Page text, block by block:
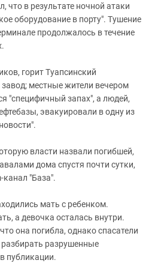
в результате ночной атаки
оборудование в порту". Тушение
продолжалось в течение
горит Туапсинский
местные жители вечером
"специфичный запах", а людей,
эвакуировали в одну из
власти назвали погибшей,
дома спустя почти сутки,
канал "База".
мать с ребенком.
а девочка осталась внутри.
она погибла, однако спасатели
разрушенные
публикации.